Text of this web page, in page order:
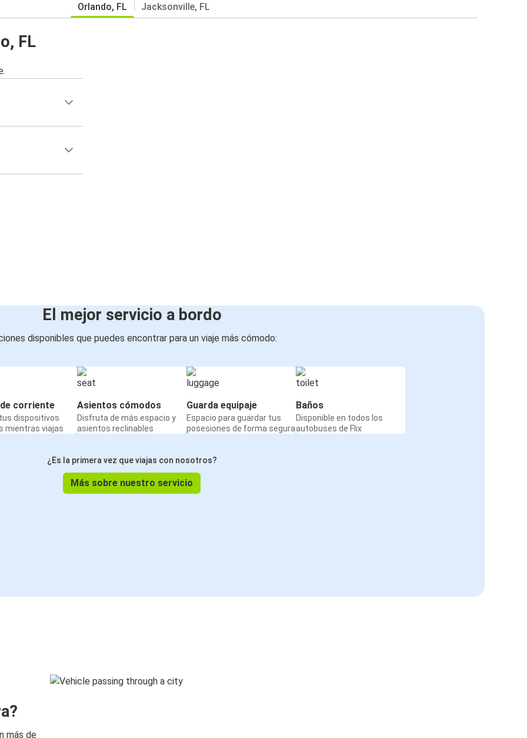
Orlando, FL Jacksonville, FL
FL
El mejor servicio a bordo
disponibles que puedes encontrar para un viaje más cómodo:
corriente
dispositivos
mientras viajas
Asientos cómodos
Disfruta de más espacio y
asientos reclinables
Guarda equipaje
Espacio para guardar tus
posesiones de forma segura
Baños
Disponible en todos los
autobuses de Flix
¿Es la primera vez que viajas con nosotros?
Más sobre nuestro servicio
más de